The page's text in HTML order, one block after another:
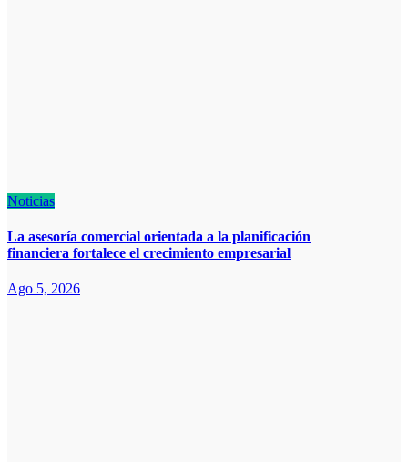
Noticias
La asesoría comercial orientada a la planificación
financiera fortalece el crecimiento empresarial
Ago 5, 2026